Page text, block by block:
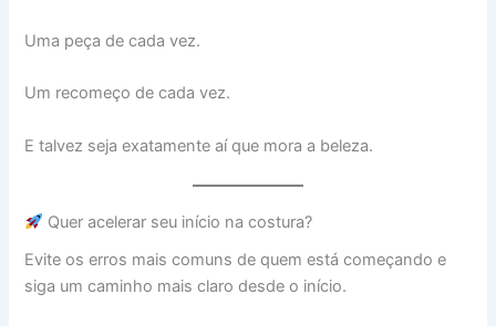
Uma peça de cada vez.
Um recomeço de cada vez.
E talvez seja exatamente aí que mora a beleza.
Quer acelerar seu início na costura?
Evite os erros mais comuns de quem está começando e
siga um caminho mais claro desde o início.